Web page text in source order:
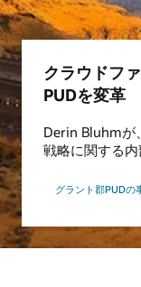
クラウドフ
PUDを変革
Derin Bluhmが
戦略に関する内
グラント郡PUDの